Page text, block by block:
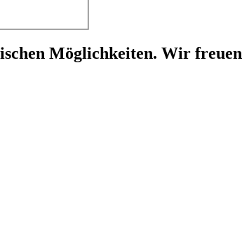
Möglichkeiten. Wir